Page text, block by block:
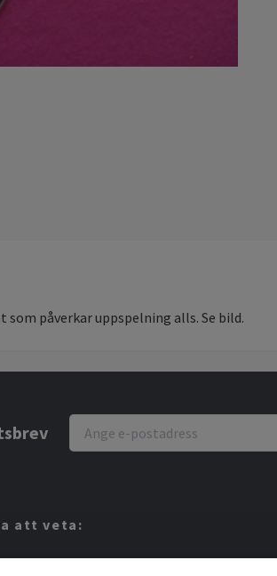
påverkar uppspelning alls. Se bild.
att veta: